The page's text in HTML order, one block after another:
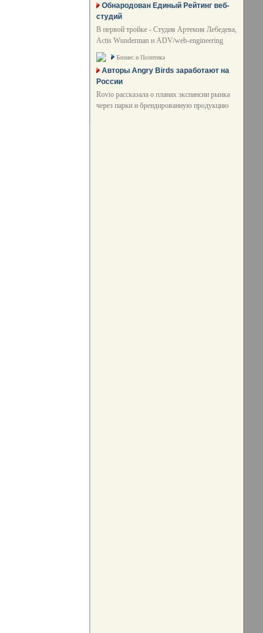
Обнародован Единый Рейтинг веб-
студий
В первой тройке - Студия Артемия Лебедева,
Actis Wunderman и ADV/web-engineering
Бизнес и Политика
Авторы Angry Birds заработают на
России
Rovio рассказала о планах экспансии рынка
через парки и брендированную продукцию